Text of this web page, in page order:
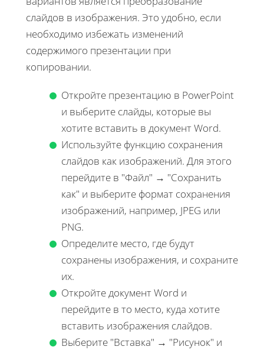
слайдов в изображения. Это удобно, если
необходимо избежать изменений
содержимого презентации при
копировании.
Откройте презентацию в PowerPoint
и выберите слайды, которые вы
хотите вставить в документ Word.
Используйте функцию сохранения
слайдов как изображений. Для этого
перейдите в "Файл" → "Сохранить
как" и выберите формат сохранения
изображений, например, JPEG или
PNG.
Определите место, где будут
сохранены изображения, и сохраните
их.
Откройте документ Word и
перейдите в то место, куда хотите
вставить изображения слайдов.
Выберите "Вставка" → "Рисунок" и